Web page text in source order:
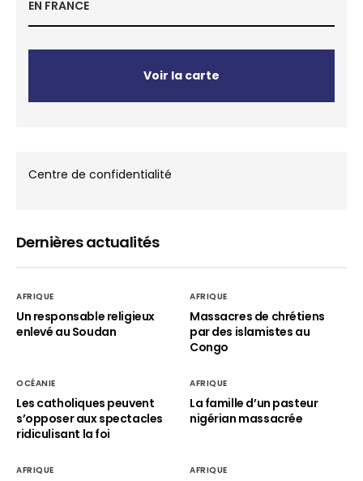
EN FRANCE
Voir la carte
Centre de confidentialité
Dernières actualités
AFRIQUE
Un responsable religieux
enlevé au Soudan
AFRIQUE
Massacres de chrétiens
par des islamistes au
Congo
OCÉANIE
Les catholiques peuvent
s’opposer aux spectacles
ridiculisant la foi
AFRIQUE
La famille d’un pasteur
nigérian massacrée
AFRIQUE AFRIQUE